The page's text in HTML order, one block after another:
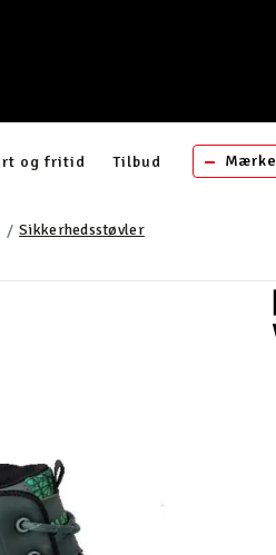
og fritid Tilbud
Sikkerhedsstøvler